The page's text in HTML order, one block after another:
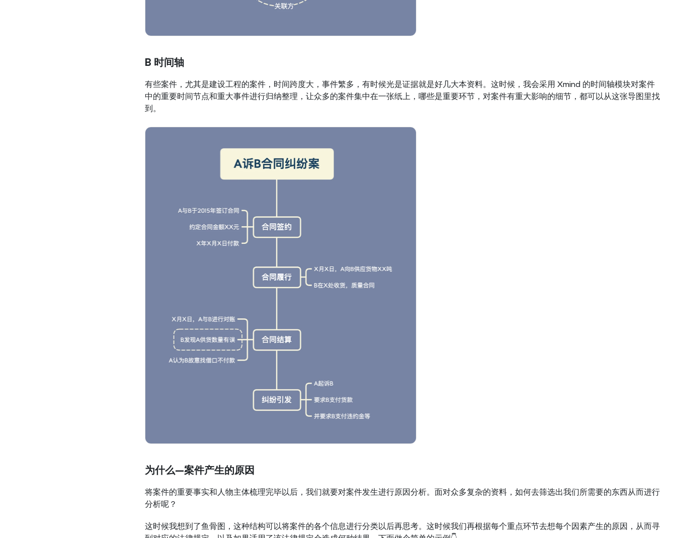
B 时间轴
有些案件，尤其是建设工程的案件，时间跨度大，事件繁多，有时候光是证据就是好几大本资料。这时候，我会采用 Xmind 的时间轴模块对案件
中的重要时间节点和重大事件进行归纳整理，让众多的案件集中在一张纸上，哪些是重要环节，对案件有重大影响的细节，都可以从这张导图里找
到。
为什么—案件产生的原因
将案件的重要事实和人物主体梳理完毕以后，我们就要对案件发生进行原因分析。面对众多复杂的资料，如何去筛选出我们所需要的东西从而进行
分析呢？
这时候我想到了鱼骨图，这种结构可以将案件的各个信息进行分类以后再思考。这时候我们再根据每个重点环节去想每个因素产生的原因，从而寻